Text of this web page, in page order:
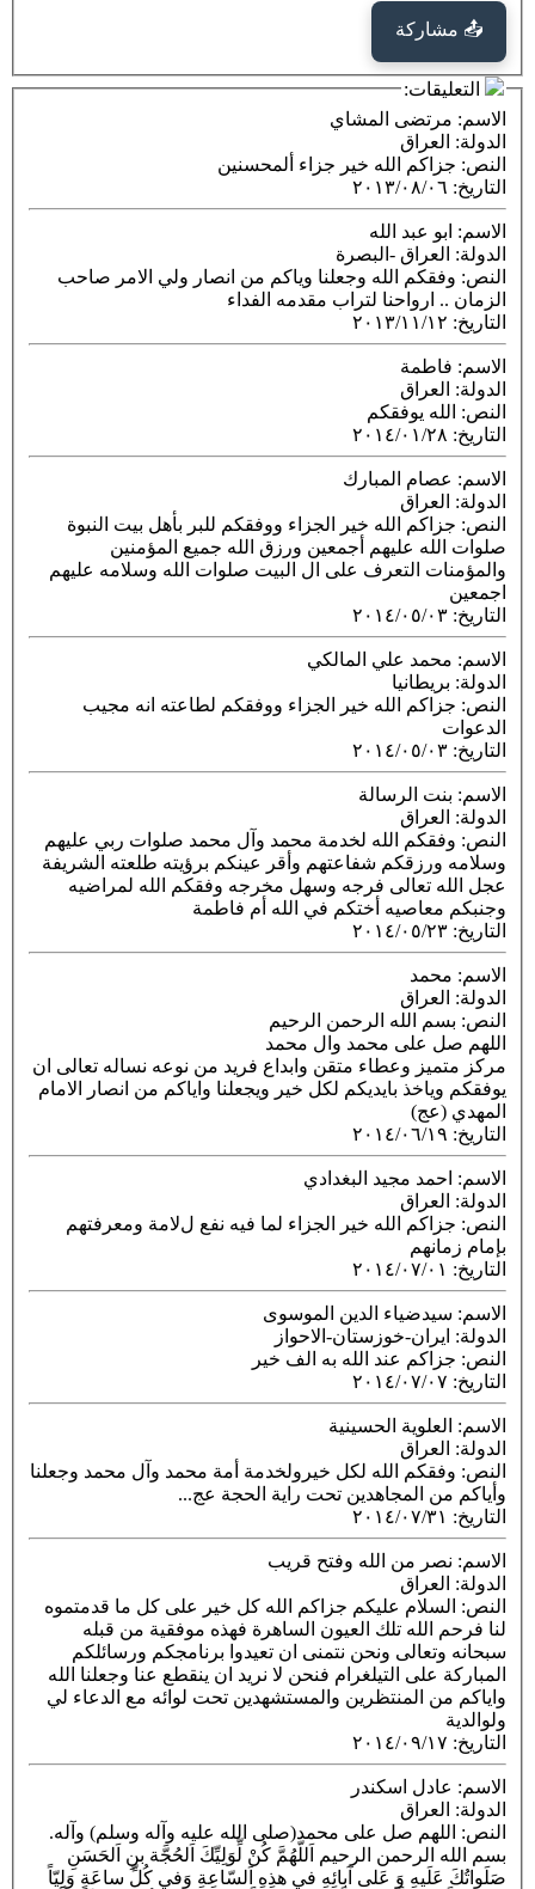
📤 مشاركة
التعليقات:
الاسم: مرتضى المشاي
الدولة: العراق
النص: جزاكم الله خير جزاء ألمحسنين
التاريخ: ٢٠١٣/٠٨/٠٦
الاسم: ابو عبد الله
الدولة: العراق -البصرة
النص: وفقكم الله وجعلنا وياكم من انصار ولي الامر صاحب
الزمان .. ارواحنا لتراب مقدمه الفداء
التاريخ: ٢٠١٣/١١/١٢
الاسم: فاطمة
الدولة: العراق
النص: الله يوفقكم
التاريخ: ٢٠١٤/٠١/٢٨
الاسم: عصام المبارك
الدولة: العراق
النص: جزاكم الله خير الجزاء ووفقكم للبر بأهل بيت النبوة
صلوات الله عليهم أجمعين ورزق الله جميع المؤمنين
والمؤمنات التعرف على ال البيت صلوات الله وسلامه عليهم
اجمعين
التاريخ: ٢٠١٤/٠٥/٠٣
الاسم: محمد علي المالكي
الدولة: بريطانيا
النص: جزاكم الله خير الجزاء ووفقكم لطاعته انه مجيب
الدعوات
التاريخ: ٢٠١٤/٠٥/٠٣
الاسم: بنت الرسالة
الدولة: العراق
النص: وفقكم الله لخدمة محمد وآل محمد صلوات ربي عليهم
وسلامه ورزقكم شفاعتهم وأقر عينكم برؤيته طلعته الشريفة
عجل الله تعالى فرجه وسهل مخرجه وفقكم الله لمراضيه
وجنبكم معاصيه أختكم في الله أم فاطمة
التاريخ: ٢٠١٤/٠٥/٢٣
الاسم: محمد
الدولة: العراق
النص: بسم الله الرحمن الرحيم
اللهم صل على محمد وال محمد
مركز متميز وعطاء متقن وابداع فريد من نوعه نساله تعالى ان
يوفقكم وياخذ بايديكم لكل خير ويجعلنا واياكم من انصار الامام
المهدي (عج)
التاريخ: ٢٠١٤/٠٦/١٩
الاسم: احمد مجيد البغدادي
الدولة: العراق
النص: جزاكم الله خير الجزاء لما فيه نفع لﻻمة ومعرفتهم
بإمام زمانهم
التاريخ: ٢٠١٤/٠٧/٠١
الاسم: سیدضیاء الدین الموسوی
الدولة: ایران-خوزستان-الاحواز
النص: جزاكم عند الله به الف خیر
التاريخ: ٢٠١٤/٠٧/٠٧
الاسم: العلوية الحسينية
الدولة: العراق
النص: وفقكم الله لكل خيرولخدمة أمة محمد وآل محمد وجعلنا
وأياكم من المجاهدين تحت راية الحجة عج...
التاريخ: ٢٠١٤/٠٧/٣١
الاسم: نصر من الله وفتح قريب
الدولة: العراق
النص: السلام عليكم جزاكم الله كل خير على كل ما قدمتموه
لنا فرحم الله تلك العيون الساهرة فهذه موفقية من قبله
سبحانه وتعالى ونحن نتمنى ان تعيدوا برنامجكم ورسائلكم
المباركة على التيلغرام فنحن ﻻ نريد ان ينقطع عنا وجعلنا الله
واياكم من المنتظرين والمستشهدين تحت لوائه مع الدعاء لي
ولوالدية
التاريخ: ٢٠١٤/٠٩/١٧
الاسم: عادل اسكندر
الدولة: العراق
النص: اللهم صل على محمد(صلى الله عليه وآله وسلم) وآله.
بسم الله الرحمن الرحيم اَللّهُمَّ كُنْ لِّوَلِيِّكَ اَلحُجَّة بنِ اَلحَسَنِ
صَلَواتُكَ عَلَيهِ وَ عَلى آبائِهِ في هذِهِ اَلسّاعِةِ وَفي كُلِّ ساعَةٍ وَلِيّاً